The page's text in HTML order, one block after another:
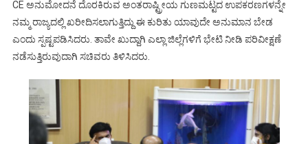
CE ಅನುಮೋದನೆ ದೊರಕಿರುವ ಅಂತರಾಷ್ಟ್ರೀಯ ಗುಣಮಟ್ಟದ ಉಪಕರಣಗಳನ್ನೇ
ನಮ್ಮ ರಾಜ್ಯದಲ್ಲಿ ಖರೀದಿಸಲಾಗುತ್ತಿದ್ದು ಈ ಕುರಿತು ಯಾವುದೇ ಅನುಮಾನ ಬೇಡ
ಎಂದು ಸ್ಪಷ್ಟಪಡಿಸಿದರು. ತಾವೇ ಖುದ್ದಾಗಿ ಎಲ್ಲಾ ಜಿಲ್ಲೆಗಳಿಗೆ ಭೇಟಿ ನೀಡಿ ಪರಿವೀಕ್ಷಣೆ
ನಡೆಸುತ್ತಿರುವುದಾಗಿ ಸಚಿವರು ತಿಳಿಸಿದರು.